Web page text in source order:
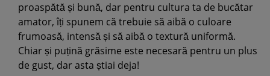
proaspătă și bună, dar pentru cultura ta de bucătar
amator, îți spunem că trebuie să aibă o culoare
frumoasă, intensă și să aibă o textură uniformă.
Chiar și puțină grăsime este necesară pentru un plus
de gust, dar asta știai deja!